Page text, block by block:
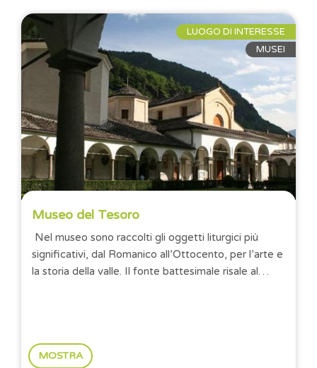
LUOGO DI INTERESSE
MUSEI
Museo del Tesoro
Nel museo sono raccolti gli oggetti liturgici più
significativi, dal Romanico all’Ottocento, per l’arte e
la storia della valle. Il fonte battesimale risale al
MOSTRA